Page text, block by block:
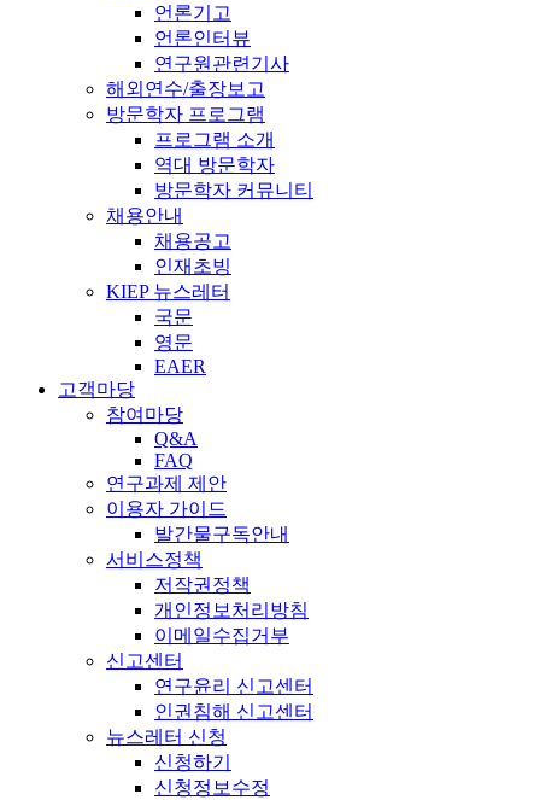
언론기고
언론인터뷰
연구원관련기사
해외연수/출장보고
방문학자 프로그램
프로그램 소개
역대 방문학자
방문학자 커뮤니티
채용안내
채용공고
인재초빙
KIEP 뉴스레터
국문
영문
EAER
고객마당
참여마당
Q&A
FAQ
연구과제 제안
이용자 가이드
발간물구독안내
서비스정책
저작권정책
개인정보처리방침
이메일수집거부
신고센터
연구윤리 신고센터
인권침해 신고센터
뉴스레터 신청
신청하기
신청정보수정